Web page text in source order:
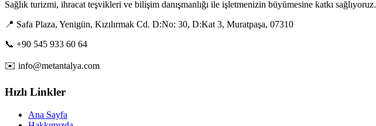
Sağlık turizmi, ihracat teşvikleri ve bilişim danışmanlığı ile işletmenizin büyümesine katkı sağlıyoruz.
📍 Safa Plaza, Yenigün, Kızılırmak Cd. D:No: 30, D:Kat 3, Muratpaşa, 07310
📞 +90 545 933 60 64
✉️ info@metantalya.com
Hızlı Linkler
Ana Sayfa